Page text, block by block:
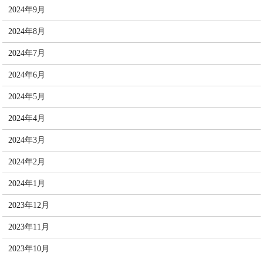
2024年9月
2024年8月
2024年7月
2024年6月
2024年5月
2024年4月
2024年3月
2024年2月
2024年1月
2023年12月
2023年11月
2023年10月